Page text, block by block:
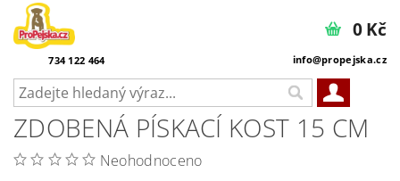
734 122 464 info@propejska.cz
0 Kč
ZDOBENÁ PÍSKACÍ KOST 15 CM
Neohodnoceno